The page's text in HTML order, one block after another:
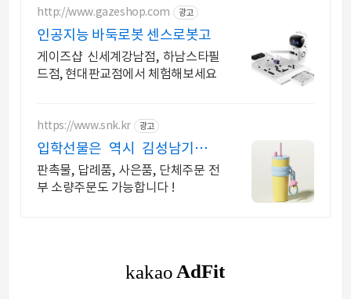
http://www.gazeshop.com 광고
인공지능 바둑로봇 센스로봇고
게이즈샵 신세계강남점, 하남스타필
드점, 현대판교점에서 체험해보세요
https://www.snk.kr 광고
입학선물은 역시 김성남기프트
후불결제 가능!
판촉물, 답례품, 사은품, 단체주문 전
부 소량주문도 가능합니다 !